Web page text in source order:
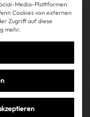
Media-Plattformen
Cookies von externen
Zugriff auf diese
mehr.